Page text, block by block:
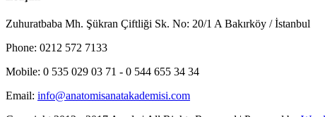
Zuhuratbaba Mh. Şükran Çiftliği Sk. No: 20/1 A Bakırköy / İstanbul
Phone: 0212 572 7133
Mobile: 0 535 029 03 71 - 0 544 655 34 34
Email: info@anatomisanatakademisi.com